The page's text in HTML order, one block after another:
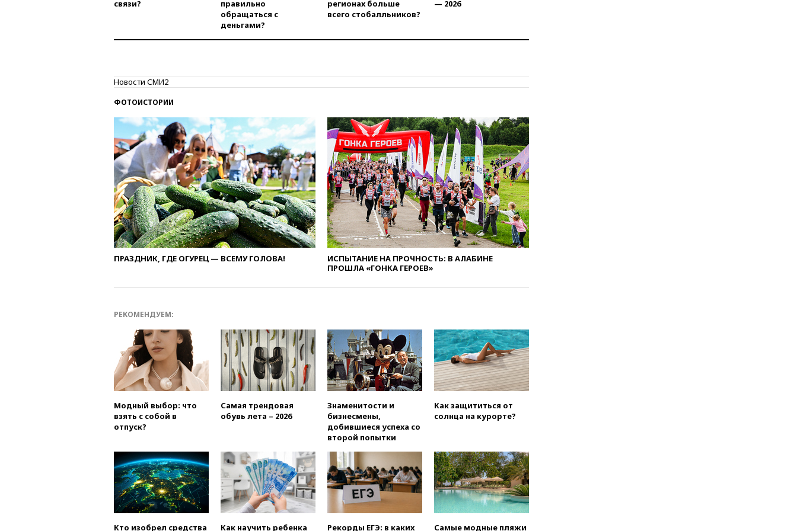
вчера, 23:15
при падении деревьев во
пятницу ожидаются ливни
до 2032 года
вчера, 22:28Отказаться от
российского гражданства
станет значительно дороже
вчера, 22:20Путин назвал 76-ю
гвардейскую десантно-
штурмовую дивизию
легендарной
вчера, 22:15Путин заслушал
доклад о ситуации на
добропольском направлении
вчера, 21:58
РФ американский Human
отменяет часть рейсов в Сочи
и Геленджик
вчера, 21:25Руслан Терновой
выиграл золото чемпионата
Европы в прыжках с 10-
метровой вышки
вчера, 21:10 РФ не получала
обращений о прекращении
концессии строительства ж/д
вчера, 21:00В России вновь
обсуждают эксперимент по
онлайн-продаже алкоголя
вчера, 20:45Матвиенко:
россиянам могут
связи?
правильно
обращаться с
деньгами?
регионах больше
всего стобалльников?
— 2026
Новости СМИ2
ФОТОИСТОРИИ
ПРАЗДНИК, ГДЕ ОГУРЕЦ — ВСЕМУ ГОЛОВА!
ИСПЫТАНИЕ НА ПРОЧНОСТЬ: В АЛАБИНЕ
ПРОШЛА «ГОНКА ГЕРОЕВ»
РЕКОМЕНДУЕМ:
Модный выбор: что
взять с собой в
отпуск?
Самая трендовая
обувь лета – 2026
Знаменитости и
бизнесмены,
добившиеся успеха со
второй попытки
Как защититься от
солнца на курорте?
Кто изобрел средства
Как научить ребенка
Рекорды ЕГЭ: в каких
Самые модные пляжи